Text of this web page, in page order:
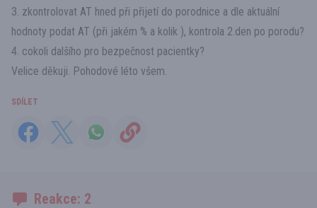
3. zkontrolovat AT hned při přijetí do porodnice a dle aktuální
hodnoty podat AT (při jakém % a kolik ), kontrola 2.den po porodu?
4. cokoli dalšího pro bezpečnost pacientky?
Velice děkuji. Pohodové léto všem.
SDÍLET
Reakce: 2